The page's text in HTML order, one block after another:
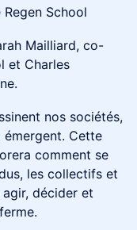
School
Mailliard, co-
et Charles
nos sociétés,
émergent. Cette
comment se
les collectifs et
décider et